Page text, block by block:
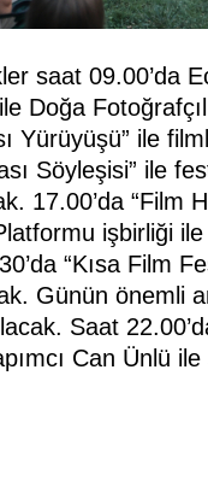
saat 09.00’da
Doğa
Yürüyüşü” ile
Söyleşisi” ile
17.00’da “Film
işbirliği
“Kısa Film
Günün önemli
Saat
Can Ünlü